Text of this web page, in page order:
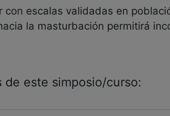
con escalas validadas en
la masturbación permitirá
de este simposio/curso: